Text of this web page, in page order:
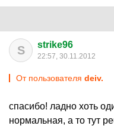
S strike96
22:57, 30.11.2012
От пользователя deiv.
спасибо! ладно хоть
нормальная, а то тут